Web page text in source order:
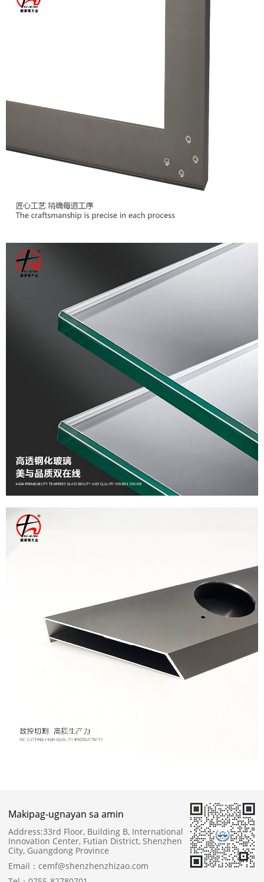
Makipag-ugnayan sa amin
Address:33rd Floor, Building B, International
Innovation Center, Futian District, Shenzhen
City, Guangdong Province
Email： cemf@shenzhenzhizao.com